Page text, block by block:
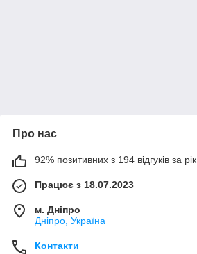
Про нас
92% позитивних з 194 відгуків за рік
Працює з 18.07.2023
м. Дніпро
Дніпро, Україна
Контакти